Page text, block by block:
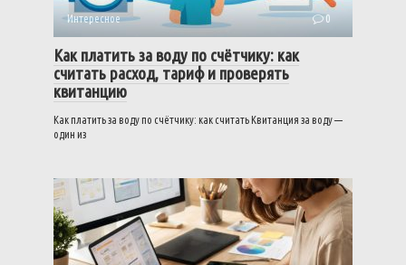
Интересное 0
Как платить за воду по счётчику: как
считать расход, тариф и проверять
квитанцию
Как платить за воду по счётчику: как считать Квитанция за воду —
один из